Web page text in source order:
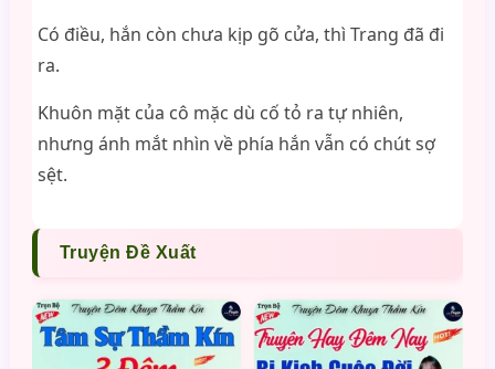
Có điều, hắn còn chưa kịp gõ cửa, thì Trang đã đi
ra.
Khuôn mặt của cô mặc dù cố tỏ ra tự nhiên,
nhưng ánh mắt nhìn về phía hắn vẫn có chút sợ
sệt.
Truyện Đề Xuất